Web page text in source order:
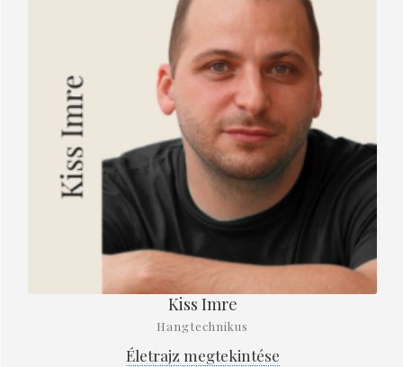
Kiss Imre
Hangtechnikus
Életrajz megtekintése